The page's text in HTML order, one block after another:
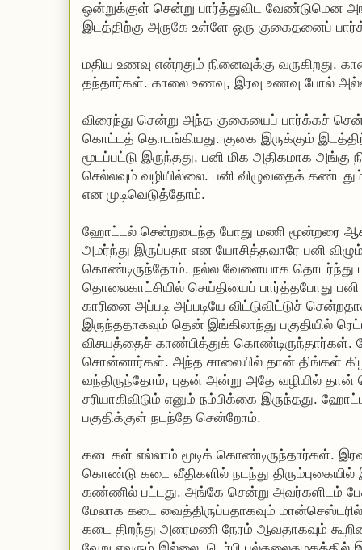
ஒன்றுக்குள் சென்று பார்த்துவிட வேண்டுமென
இடத்திற்கு அருகே உள்ளே ஒரு குகைதனைப்
மதிய உணவு என்றதும் நினைவுக்கு வருகிறது.
தந்தார்கள். காலை உணவு, இரவு உணவு போல்
விரைந்து சென்று அந்த குகையைப் பார்க்கச்
கொட்டத் தொடங்கியது. குகை இருக்கும்
மூடப்பட்டு இருந்தது, பனி மிக அதிகமாக
செல்லவும் வழியில்லை. பனி விழுவதைக்
என முடிவெடுத்தோம்.
ஹோட்டல் சென்றடைந்த போது மணி மூன்றரை
அமர்ந்து இருப்பதா என யோசித்தவாரே பனி
கொண்டிருந்தோம். நல்ல வேளையாக தொடர்ந்து
தொலைகாட்சியில் செய்தியைப் பார்த்தபோது
காரினை அப்படி அப்படியே விட்டுவிட்டுச்
இருந்ததாகவும் தென் இங்கிலாந்து பகுதியில்
விசயத்தைச் காண்பித்துக் கொண்டிருந்தார்கள்.
சொன்னார்கள். அந்த சாலையில் தான் திங்கள்
வந்திருந்தோம், புதன் அன்று அதே வழியில்
சரியாகிவிடும் எனும் நம்பிக்கை இருந்தது.
பகுதிக்குள் நடந்தே சென்றோம்.
கடைகள் எல்லாம் மூடிக் கொண்டிருந்தார்கள்.
கொண்டு கடை வீதிகளில் நடந்து
கண்ணில் பட்டது. அங்கே சென்று அவர்களிடம்
மேலாக கடை வைத்திருப்பதாகவும்
கடை திறந்து அரைமணி நேரம் ஆவதாகவும்